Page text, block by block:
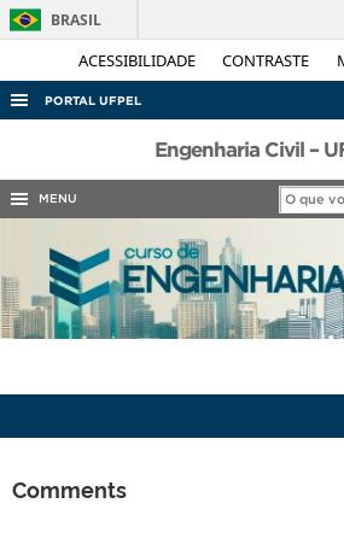
ACESSIBILIDADE CONTRASTE
BRASIL
PORTAL UFPEL
ACESSO À INFORMAÇÃO
AUDITORIA
CONCURSOS
EDITAIS
Engenharia Civil –
MENU
Comments